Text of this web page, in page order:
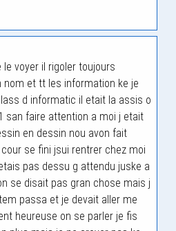
voyer il rigoler toujours
nom et tt les information ke je
d informatic il etait la assis o
san faire attention a moi j etait
en dessin nou avon fait
se fini jsui rentrer chez moi
pas dessu g attendu juske a
se disait pas gran chose mais j
passa et je devait aller me
heureuse on se parler je fis